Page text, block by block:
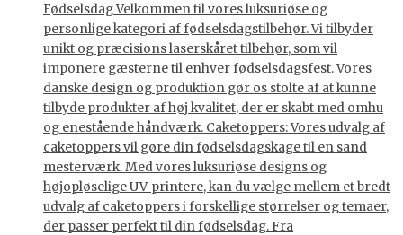
Fødselsdag Velkommen til vores luksuriøse og
personlige kategori af fødselsdagstilbehør. Vi tilbyder
unikt og præcisions laserskåret tilbehør, som vil
imponere gæsterne til enhver fødselsdagsfest. Vores
danske design og produktion gør os stolte af at kunne
tilbyde produkter af høj kvalitet, der er skabt med omhu
og enestående håndværk. Caketoppers: Vores udvalg af
caketoppers vil gøre din fødselsdagskage til en sand
mesterværk. Med vores luksuriøse designs og
højopløselige UV-printere, kan du vælge mellem et bredt
udvalg af caketoppers i forskellige størrelser og temaer,
der passer perfekt til din fødselsdag. Fra